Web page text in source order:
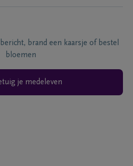
brand een kaarsje of bestel
bloemen
je medeleven